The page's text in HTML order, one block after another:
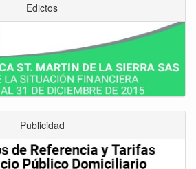
Edictos
Publicidad